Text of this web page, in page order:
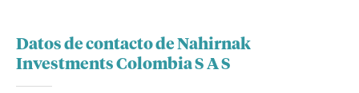
Datos de contacto de Nahirnak
Investments Colombia S A S